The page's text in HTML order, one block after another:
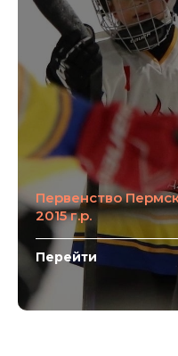
Первенство
2015 г.р.
Перейти